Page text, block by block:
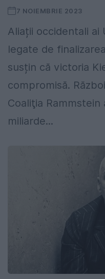
7 NOIEMBRIE 2023
Aliații occidentali ai
legate de
susțin că victoria
compromisă.
Coaliţia
miliarde...